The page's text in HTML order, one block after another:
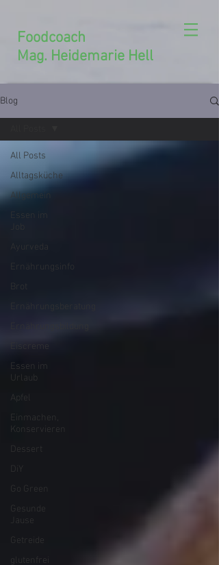
Foodcoach
Mag. Heidemarie Hell
Blog
All Posts
Alltagsküche
Allgemein
Essen im
Ayurveda
Ernährungsinfo
Brot
Ernährungsberatung
Essen im
Urlaub
Apfel
Einmachen,
Konservieren
Dessert
DiY
Go Green
Gesunde
Jause
Getreide
glutenfrei